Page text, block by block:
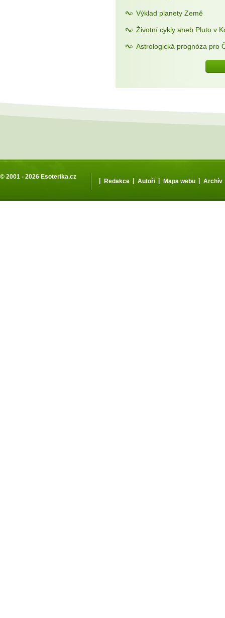
Výklad planety Země
Životní cykly aneb Pluto v
Astrologická prognóza pro
© 2001 - 2026 Esoterika.cz
| Redakce | Autoři | Mapa webu | Archív